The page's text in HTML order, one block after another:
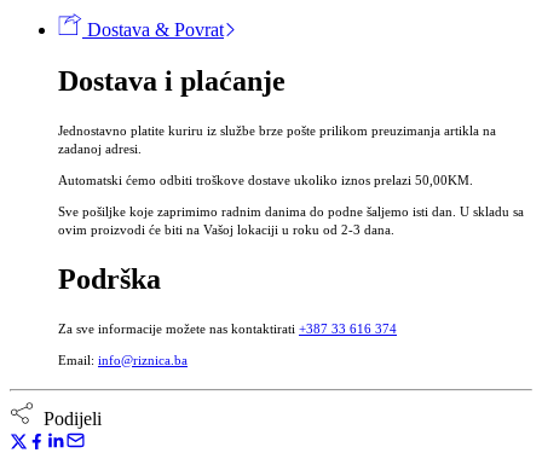
ljubičica,
Dostava & Povrat
Dostava i plaćanje
Jednostavno platite kuriru iz službe brze pošte prilikom preuzimanja artikla na
zadanoj adresi.
Automatski ćemo odbiti troškove dostave ukoliko iznos prelazi 50,00KM.
Sve pošiljke koje zaprimimo radnim danima do podne šaljemo isti dan. U skladu sa
ovim proizvodi će biti na Vašoj lokaciji u roku od 2-3 dana.
Podrška
Za sve informacije možete nas kontaktirati +387 33 616 374
Email: info@riznica.ba
Podijeli